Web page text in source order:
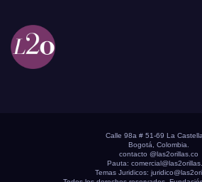
Calle 98a # 51-69 La
Bogotá, Colombia.
contacto @las2orillas.co
Pauta:
Temas Juridicos: